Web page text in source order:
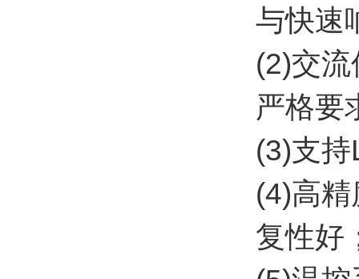
与快速
(2)交
严格要
(3)支
(4)高
复性好